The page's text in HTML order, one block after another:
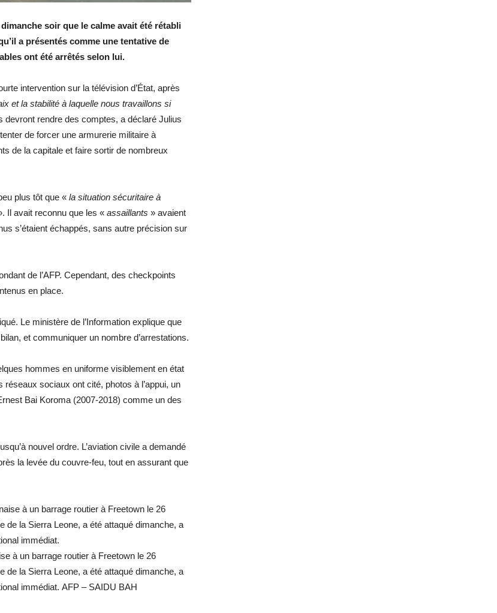
soir que le calme avait été rétabli
a présentés comme une tentative de
ont été arrêtés selon lui.
intervention sur la télévision d’État, après
et la stabilité à laquelle nous travaillons si
devront rendre des comptes, a déclaré Julius
de forcer une armurerie militaire à
de la capitale et faire sortir de nombreux
plus tôt que « la situation sécuritaire à
Il avait reconnu que les « assaillants » avaient
s’étaient échappés, sans autre précision sur
de l’AFP. Cependant, des checkpoints
en place.
Le ministère de l’Information explique que
et communiquer un nombre d’arrestations.
hommes en uniforme visiblement en état
réseaux sociaux ont cité, photos à l’appui, un
Bai Koroma (2007-2018) comme un des
nouvel ordre. L’aviation civile a demandé
la levée du couvre-feu, tout en assurant que
à un barrage routier à Freetown le 26
de la Sierra Leone, a été attaqué dimanche, a
immédiat. AFP – SAIDU BAH